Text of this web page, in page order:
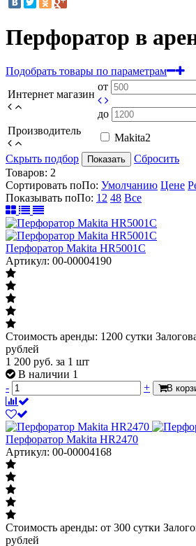
Перфоратор в
Подобрать товары по параметрам
Интернет магазин
от
до
Производитель
Makita2
Скрыть подбор
Показать
Сбросить
Товаров: 2
Сортировать поПо: Умолчанию Цене
Показывать поПо: 12 48 Все
Перфоратор Makita HR5001C
Артикул: 00-00004190
Стоимость аренды: 1200 сутки
рублей
1 200 руб. за 1 шт
В наличии 1
-
+ В
Перфоратор Makita HR2470
Артикул: 00-00004168
Стоимость аренды: от 300 сутки
рублей